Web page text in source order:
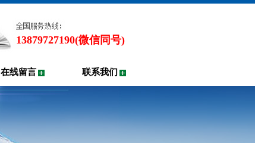
13879727190(微信同号)
在线留言 联系我们